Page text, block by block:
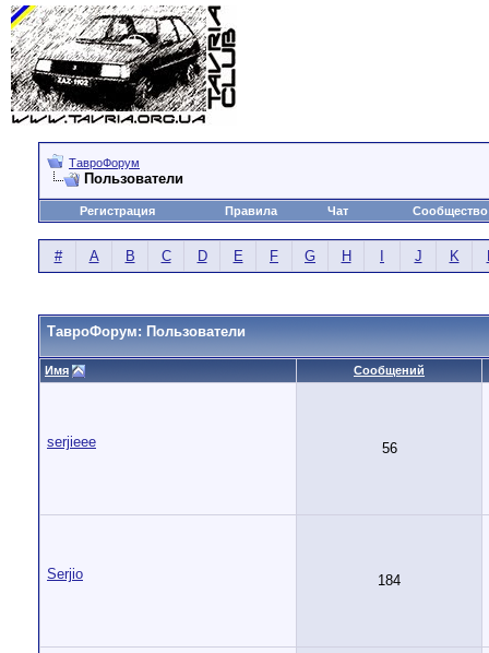
ТавроФорум
Пользователи
Регистрация Правила Чат Сообщество
# A B C D E F G H J K
ТавроФорум: Пользователи
Имя Сообщений
serjieee 56
Serjio 184